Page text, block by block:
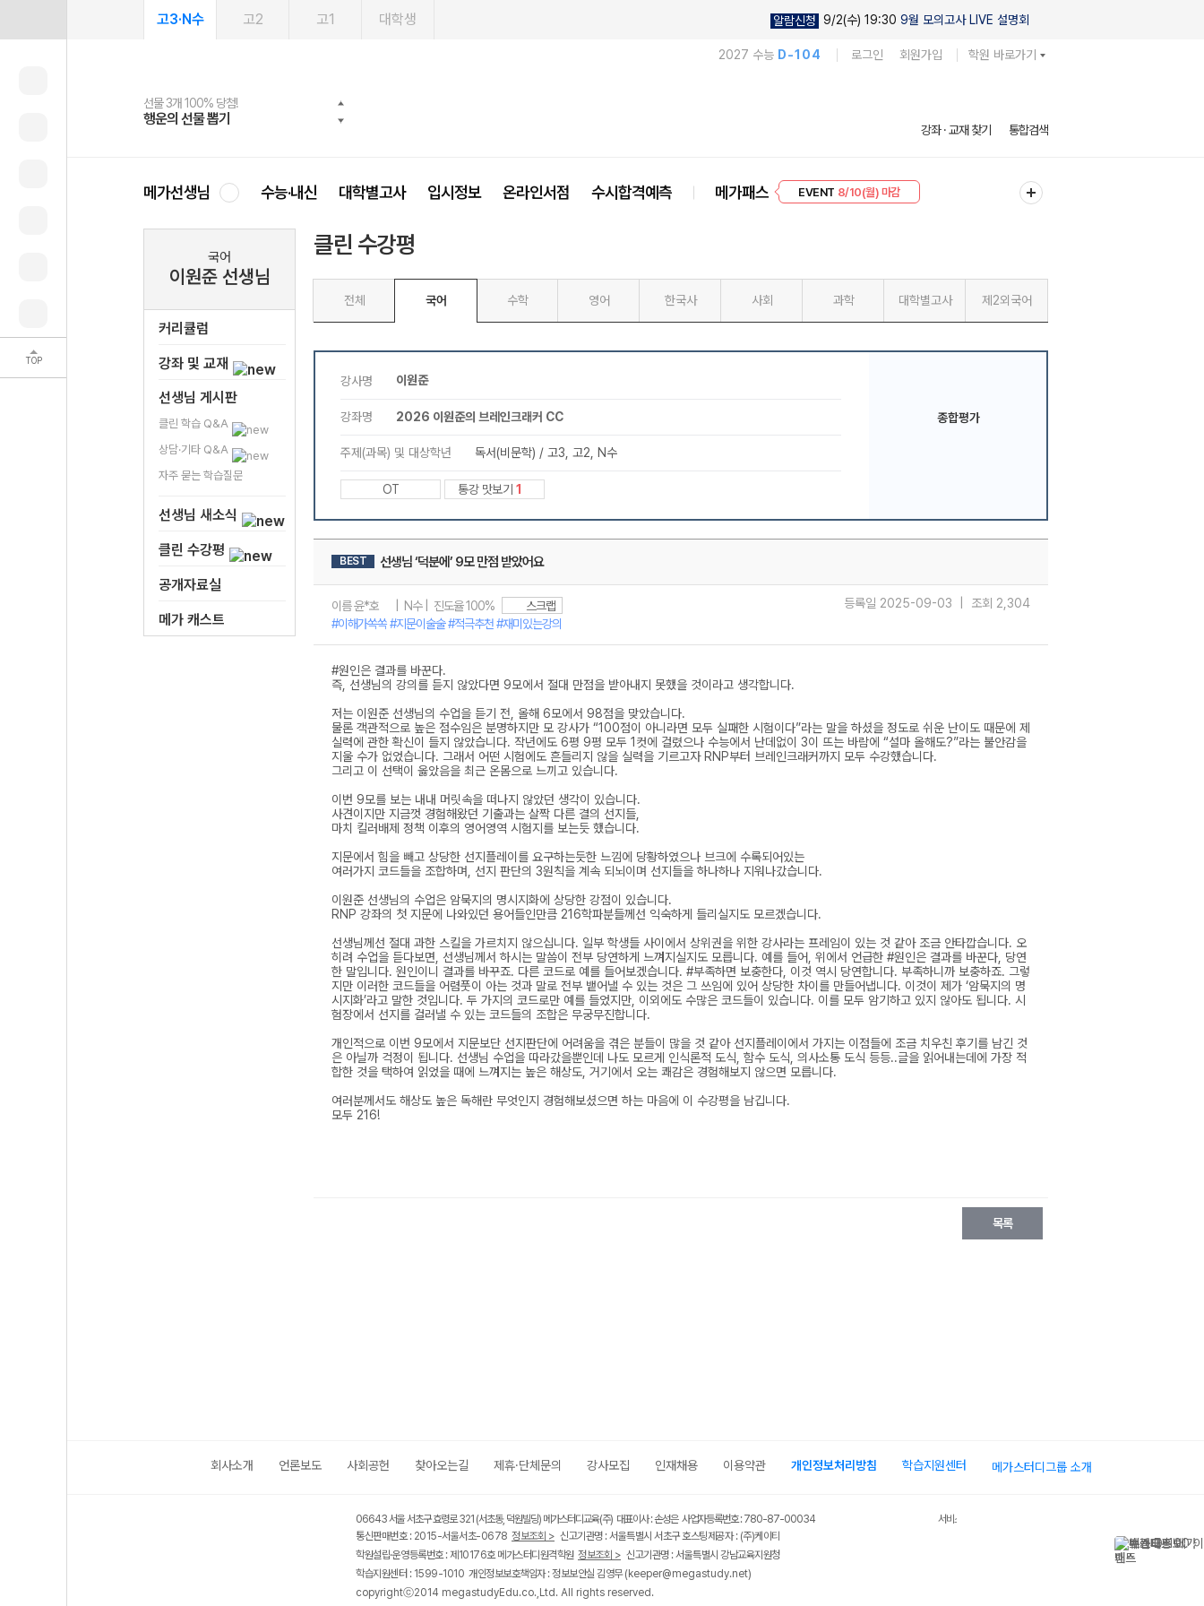
TOP
고3·N수 고2 고1 대학생 알람신청 9/2(수) 19:30 9월 모의고사 LIVE 설명회
2027 수능 D-104 로그인 회원가입 학원 바로가기
메가스터디
선물 3개 100% 당첨!
행운의 선물 뽑기
선물 100% 증정!
메가스터디 X 올리브
여름방학 스터디 캐시백
메가런 썸머스쿨
2027 러셀 단과
강사 공개선발
스마트러닝앱
설문 EVENT
메가패스
3일 무료 체험권
메가패스 수강생 무료혜택!
메가클럽 멤버십
사회공헌 캠페인
희망이룸 메가나눔
강좌 · 교재 찾기 통합검색
메가선생님 수능·내신 대학별고사 입시정보 온라인서점 수시합격예측 메가패스
EVENT 8/10(월) 마감
국어
이원준 선생님
커리큘럼
강좌 및 교재
선생님 게시판
클린 학습 Q&A
상담·기타 Q&A
자주 묻는 학습질문
선생님 새소식
클린 수강평
공개자료실
메가 캐스트
클린 수강평
전체 국어 수학 영어 한국사 사회 과학 대학별고사 제2외국어
회사소개 언론보도 사회공헌 찾아오는길 제휴·단체문의 강사모집 인재채용 이용약관 개인정보처리방침 학습지원센터 메가스터디그룹 소개
06643 서울 서초구 효령로 321 (서초동, 덕원빌딩) 메가스터디교육(주) 대표이사 : 손성은 사업자등록번호 : 780-87-00034
통신판매번호 : 2015-서울서초-0678 정보조회 > 신고기관명 : 서울특별시 서초구 호스팅제공자 : (주)케이티
학원설립·운영등록번호 : 제10176호 메가스터디원격학원 정보조회 > 신고기관명 : 서울특별시 강남교육지원청
학습지원센터 : 1599-1010 개인정보보호책임자 : 정보보안실 김영무(keeper@megastudy.net)
copyrightⓒ2014 megastudyEdu.co.,Ltd. All rights reserved.
서비스 가입사실 확인